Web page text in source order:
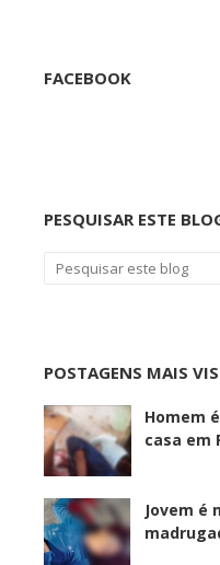
FACEBOOK
PESQUISAR ESTE
POSTAGENS MAIS
Homem
casa em
Jovem é